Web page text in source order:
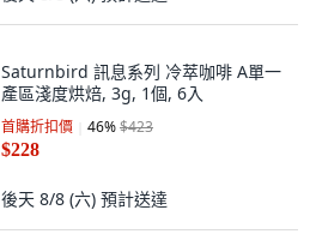
Saturnbird 訊息系列 冷萃咖啡 A單一
產區淺度烘焙, 3g, 1個, 6入
首購折扣價 46%$423
$228
後天 8/8 (六) 預計送達